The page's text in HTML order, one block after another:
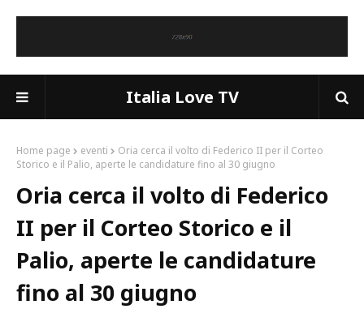
Italia Love TV
Home page eventi
Oria cerca il volto di Federico II per il Corteo
Storico e il Palio, aperte le candidature fino al 30 giugno
Oria cerca il volto di Federico
II per il Corteo Storico e il
Palio, aperte le candidature
fino al 30 giugno